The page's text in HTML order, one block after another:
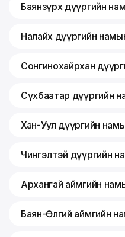
Баянзүрх дүүргийн
Налайх дүүргийн
Сонгинохайрхан
Сүхбаатар дүүргийн
Хан-Уул дүүргийн
Чингэлтэй дүүргийн
Архангай аймгийн
Баян-Өлгий аймгийн